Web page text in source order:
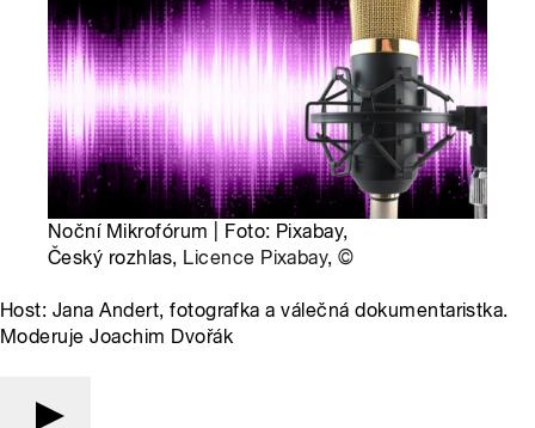
Noční Mikrofórum | Foto: Pixabay,
Český rozhlas, Licence Pixabay,©
Host: Jana Andert, fotografka a válečná dokumentaristka.
Moderuje Joachim Dvořák